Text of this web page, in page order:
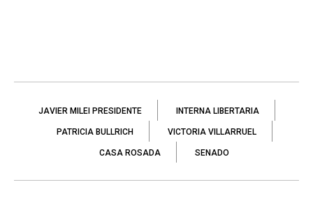
JAVIER MILEI PRESIDENTE INTERNA LIBERTARIA
PATRICIA BULLRICH VICTORIA VILLARRUEL
CASA ROSADA SENADO